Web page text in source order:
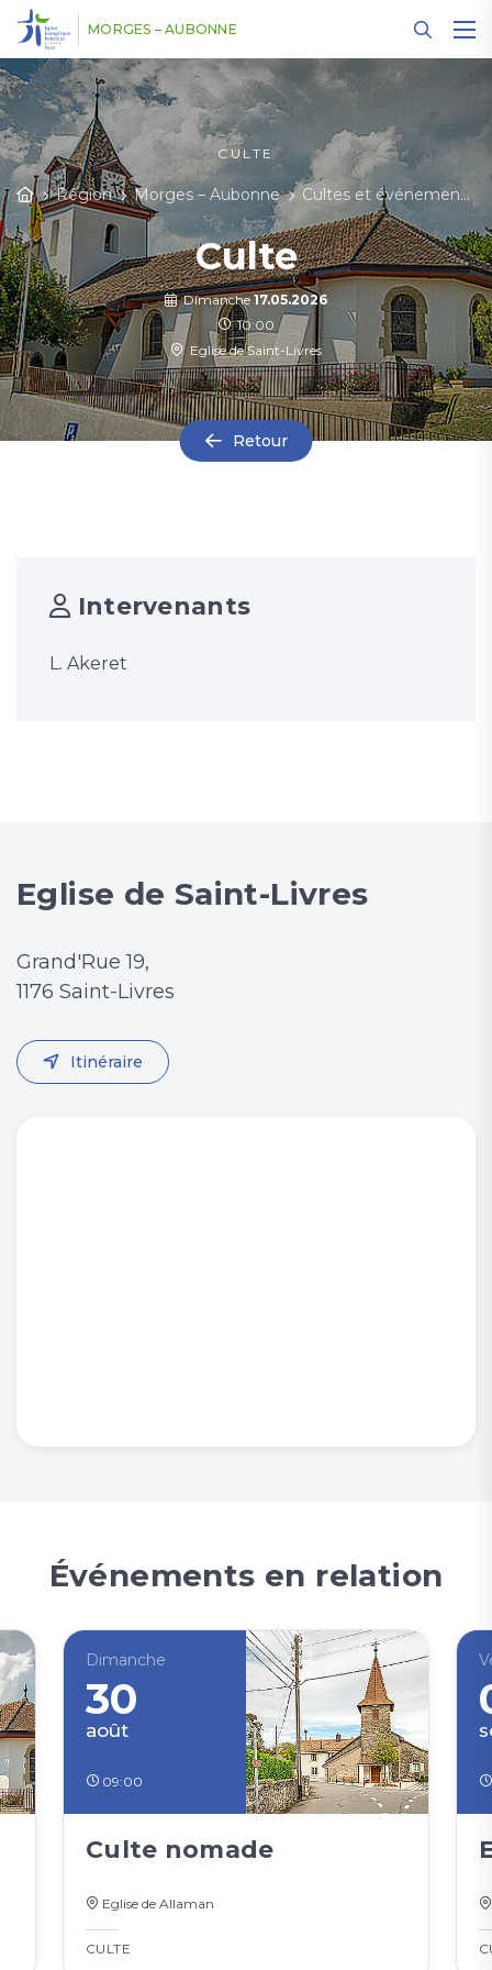
MORGES – AUBONNE
CULTE
Région Morges – Aubonne Cultes et événements
Culte
Dimanche17.05.2026
10:00
Eglise de Saint-Livres
Retour
Intervenants
L. Akeret
Eglise de Saint-Livres
Grand'Rue 19,
1176 Saint-Livres
Itinéraire
Événements en relation
Dimanche
30
août
09:00
Culte nomade
Eglise de Allaman
CULTE
Panneau de gestion des cookies